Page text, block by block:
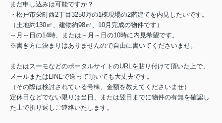
まだ申し込みは可能ですか？
・松戸市栄町西2丁目3250万の1棟現場の2階建てを内見したいです。
（土地約130㎡、建物約98㎡、10月完成の物件です）
～月～日の14時、または～月～日の10時に内見希望です。
※書き方に決まりはありませんので自由に書いてくださいませ。
またはスーモなどのポータルサイトのURLを貼り付けて頂いた上で、
メールまたはLINEで送って頂いても大丈夫です。
（その際は検討されている号棟、金額を教えてくださいませ）
定休日などでない限りは当日、または翌日までに物件の有無を確認し
た上で折り返しご連絡いたします。